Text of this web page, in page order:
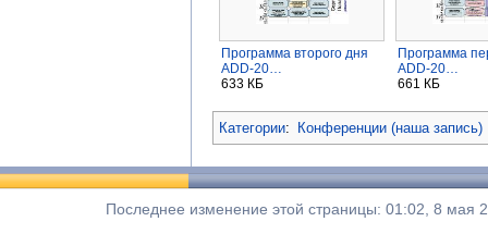
Программа второго дня
ADD-20…
633 КБ
Программа
ADD-20…
661 КБ
Категории: Конференции (наша запись)
Последнее изменение этой страницы: 01:02, 8 мая